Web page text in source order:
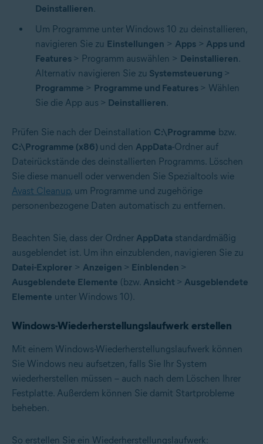
Deinstallieren.
Um Programme unter Windows 10 zu deinstallieren,
navigieren Sie zu Einstellungen > Apps > Apps und
Features > Programm auswählen > Deinstallieren.
Alternativ navigieren Sie zu Systemsteuerung >
Programme > Programme und Features > Wählen
Sie die App aus > Deinstallieren.
Prüfen Sie nach der Deinstallation C:\Programme bzw.
C:\Programme (x86) und den AppData-Ordner auf
Dateirückstände des deinstallierten Programms. Löschen
Sie diese manuell oder verwenden Sie Spezialtools wie
Avast Cleanup, um Programme und zugehörige
personenbezogene Daten automatisch zu entfernen.
Beachten Sie, dass der Ordner AppData standardmäßig
ausgeblendet ist. Um ihn einzublenden, navigieren Sie zu
Datei-Explorer > Anzeigen > Einblenden >
Ausgeblendete Elemente (bzw. Ansicht > Ausgeblendete
Elemente unter Windows 10).
Windows-Wiederherstellungslaufwerk erstellen
Mit einem Windows-Wiederherstellungslaufwerk können
Sie Windows neu aufsetzen, falls Sie Ihr System
wiederherstellen müssen – auch nach dem Löschen Ihrer
Festplatte. Außerdem können Sie damit Startprobleme
beheben.
So erstellen Sie ein Wiederherstellungslaufwerk: